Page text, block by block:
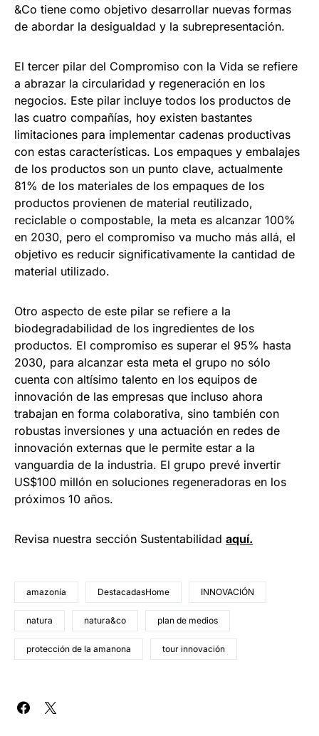
&Co tiene como objetivo desarrollar nuevas formas
de abordar la desigualdad y la subrepresentación.
El tercer pilar del Compromiso con la Vida se refiere
a abrazar la circularidad y regeneración en los
negocios. Este pilar incluye todos los productos de
las cuatro compañías, hoy existen bastantes
limitaciones para implementar cadenas productivas
con estas características. Los empaques y embalajes
de los productos son un punto clave, actualmente
81% de los materiales de los empaques de los
productos provienen de material reutilizado,
reciclable o compostable, la meta es alcanzar 100%
en 2030, pero el compromiso va mucho más allá, el
objetivo es reducir significativamente la cantidad de
material utilizado.
Otro aspecto de este pilar se refiere a la
biodegradabilidad de los ingredientes de los
productos. El compromiso es superar el 95% hasta
2030, para alcanzar esta meta el grupo no sólo
cuenta con altísimo talento en los equipos de
innovación de las empresas que incluso ahora
trabajan en forma colaborativa, sino también con
robustas inversiones y una actuación en redes de
innovación externas que le permite estar a la
vanguardia de la industria. El grupo prevé invertir
US$100 millón en soluciones regeneradoras en los
próximos 10 años.
Revisa nuestra sección Sustentabilidad aquí.
amazonía DestacadasHome INNOVACIÓN
natura natura&co plan de medios
protección de la amanona tour innovación